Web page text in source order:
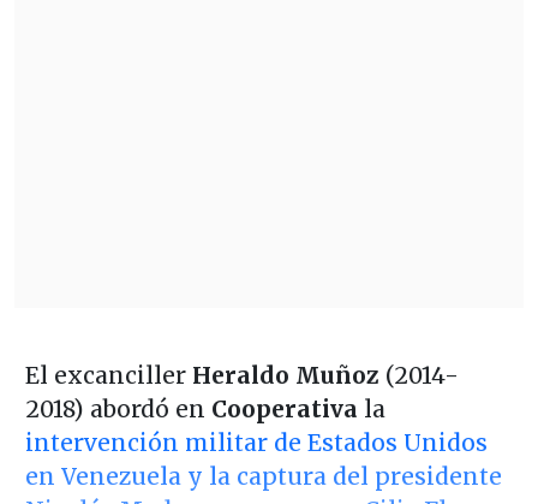
El excanciller Heraldo Muñoz (2014-
2018) abordó en Cooperativa la
intervención militar de Estados Unidos
en Venezuela y la captura del presidente